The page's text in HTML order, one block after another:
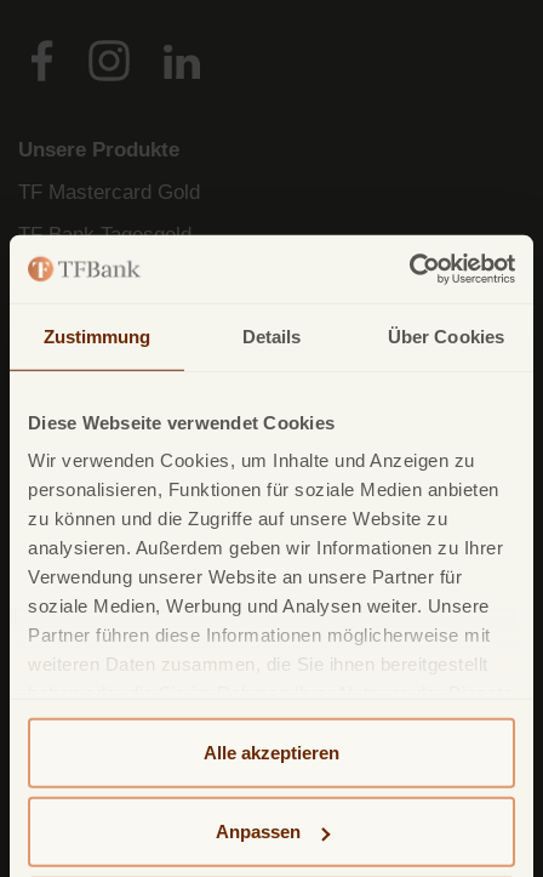
Zustimmung Details Über Cookies
Diese Webseite verwendet Cookies
Wir verwenden Cookies, um Inhalte und Anzeigen zu
personalisieren, Funktionen für soziale Medien anbieten
zu können und die Zugriffe auf unsere Website zu
analysieren. Außerdem geben wir Informationen zu Ihrer
Verwendung unserer Website an unsere Partner für
soziale Medien, Werbung und Analysen weiter. Unsere
Partner führen diese Informationen möglicherweise mit
weiteren Daten zusammen, die Sie ihnen bereitgestellt
gesammelt haben. Weitere detailliertere Informationen
finden Sie in unsererDatenschutzerklärung
Cookie-Policy. Das Impressum können Siehier
Alle akzeptieren
Anpassen
Unsere Produkte
TF Mastercard Gold
TF Bank Tagesgeld
TF Bank Festgeld
Google Pay
Apple Pay
Freunde werben Freunde
Mastercard ID Check
Mastercard Click to Pay
Ratenzahlung
Über uns